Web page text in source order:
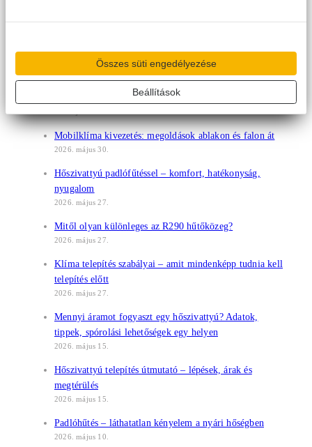
Összes süti engedélyezése
Beállítások
2026. június 9.
Hőszivattyús hűtés – modern megoldás az egészéves
Mobilklíma kivezetés: megoldások ablakon és falon át
2026. május 30.
Hőszivattyú padlófűtéssel – komfort, hatékonyság,
nyugalom
2026. május 27.
Mitől olyan különleges az R290 hűtőközeg?
2026. május 27.
Klíma telepítés szabályai – amit mindenképp tudnia kell
telepítés előtt
2026. május 27.
Mennyi áramot fogyaszt egy hőszivattyú? Adatok,
tippek, spórolási lehetőségek egy helyen
2026. május 15.
Hőszivattyú telepítés útmutató – lépések, árak és
megtérülés
2026. május 15.
Padlóhűtés – láthatatlan kényelem a nyári hőségben
2026. május 10.